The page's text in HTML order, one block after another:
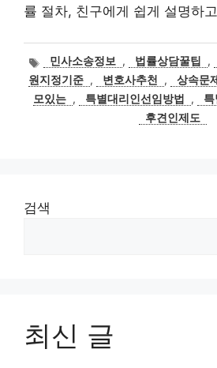
률 절차, 친구에게 쉽게 설명하
태
그
민사소송정보 , 법률상담꿀팁 ,
원지정기준 , 변호사추천 , 상속문
모있는 , 특별대리인선임방법 ,
후견인제도
검색
최신 글